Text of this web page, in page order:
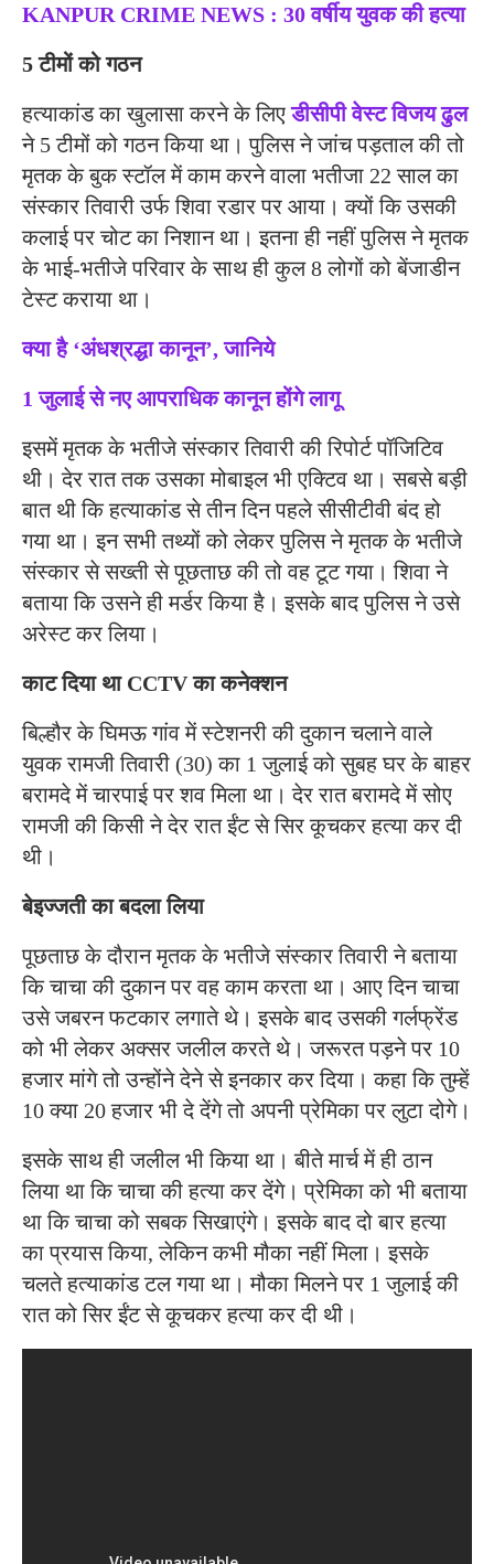
KANPUR CRIME NEWS : 30 वर्षीय युवक की हत्या
5 टीमों को गठन
हत्याकांड का खुलासा करने के लिएडीसीपी वेस्ट विजय ढुल
ने 5 टीमों को गठन किया था। पुलिस ने जांच पड़ताल की तो
मृतक के बुक स्टॉल में काम करने वाला भतीजा 22 साल का
संस्कार तिवारी उर्फ शिवा रडार पर आया। क्यों कि उसकी
कलाई पर चोट का निशान था। इतना ही नहीं पुलिस ने मृतक
के भाई-भतीजे परिवार के साथ ही कुल 8 लोगों को बेंजाडीन
टेस्ट कराया था।
क्या है ‘अंधश्रद्धा कानून’, जानिये
1 जुलाई से नए आपराधिक कानून होंगे लागू
इसमें मृतक के भतीजे संस्कार तिवारी की रिपोर्ट पॉजिटिव
थी। देर रात तक उसका मोबाइल भी एक्टिव था। सबसे बड़ी
बात थी कि हत्याकांड से तीन दिन पहले सीसीटीवी बंद हो
गया था। इन सभी तथ्यों को लेकर पुलिस ने मृतक के भतीजे
संस्कार से सख्ती से पूछताछ की तो वह टूट गया। शिवा ने
बताया कि उसने ही मर्डर किया है। इसके बाद पुलिस ने उसे
अरेस्ट कर लिया।
काट दिया था CCTV का कनेक्शन
बिल्हौर के घिमऊ गांव में स्टेशनरी की दुकान चलाने वाले
युवक रामजी तिवारी (30) का 1 जुलाई को सुबह घर के बाहर
बरामदे में चारपाई पर शव मिला था। देर रात बरामदे में सोए
रामजी की किसी ने देर रात ईंट से सिर कूचकर हत्या कर दी
थी।
बेइज्जती का बदला लिया
पूछताछ के दौरान मृतक के भतीजे संस्कार तिवारी ने बताया
कि चाचा की दुकान पर वह काम करता था। आए दिन चाचा
उसे जबरन फटकार लगाते थे। इसके बाद उसकी गर्लफ्रेंड
को भी लेकर अक्सर जलील करते थे। जरूरत पड़ने पर 10
हजार मांगे तो उन्होंने देने से इनकार कर दिया। कहा कि तुम्हें
10 क्या 20 हजार भी दे देंगे तो अपनी प्रेमिका पर लुटा दोगे।
इसके साथ ही जलील भी किया था। बीते मार्च में ही ठान
लिया था कि चाचा की हत्या कर देंगे। प्रेमिका को भी बताया
था कि चाचा को सबक सिखाएंगे। इसके बाद दो बार हत्या
का प्रयास किया, लेकिन कभी मौका नहीं मिला। इसके
चलते हत्याकांड टल गया था। मौका मिलने पर 1 जुलाई की
रात को सिर ईंट से कूचकर हत्या कर दी थी।